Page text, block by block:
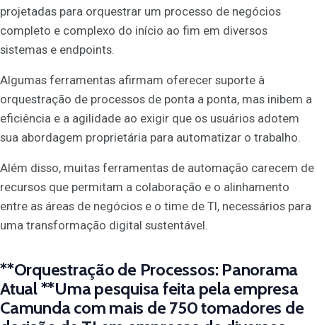
projetadas para orquestrar um processo de negócios
completo e complexo do início ao fim em diversos
sistemas e endpoints.
Algumas ferramentas afirmam oferecer suporte à
orquestração de processos de ponta a ponta, mas inibem a
eficiência e a agilidade ao exigir que os usuários adotem
sua abordagem proprietária para automatizar o trabalho.
Além disso, muitas ferramentas de automação carecem de
recursos que permitam a colaboração e o alinhamento
entre as áreas de negócios e o time de TI, necessários para
uma transformação digital sustentável.
**Orquestração de Processos: Panorama
Atual **Uma pesquisa feita pela empresa
Camunda com mais de 750 tomadores de